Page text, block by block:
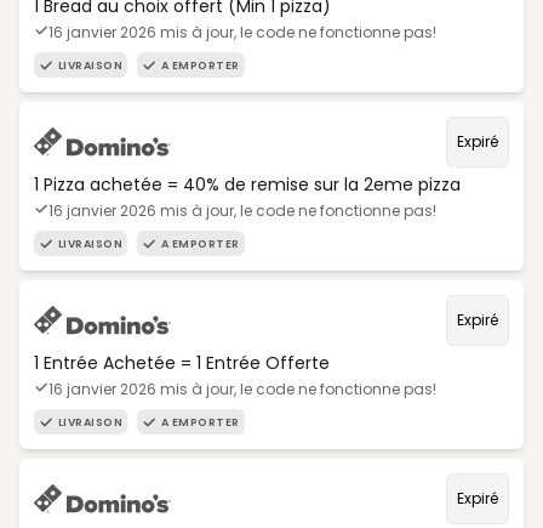
1 Bread au choix offert (Min 1 pizza)
16 janvier 2026 mis à jour, le code ne fonctionne pas!
LIVRAISON A EMPORTER
Expiré
1 Pizza achetée = 40% de remise sur la 2eme pizza
16 janvier 2026 mis à jour, le code ne fonctionne pas!
LIVRAISON A EMPORTER
Expiré
1 Entrée Achetée = 1 Entrée Offerte
16 janvier 2026 mis à jour, le code ne fonctionne pas!
LIVRAISON A EMPORTER
Expiré